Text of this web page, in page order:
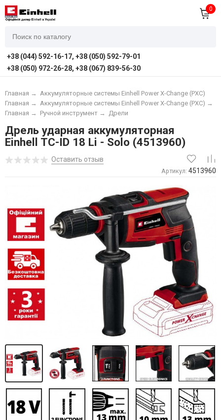
0
+38 (044) 592-16-17, +38 (050) 592-79-01
+38 (050) 972-26-28, +38 (067) 839-56-30
Главная →
Аккумуляторные системы Einhell Power X-Change (PXC)
Аккумуляторные системы Einhell Power X-Change (PXC) →
Главная →
Дрели
Ручной инструмент →
Главная →
Дрель ударная аккумуляторная
Einhell TC-ID 18 Li - Solo (4513960)
Оставить отзыв
Артикул: 4513960